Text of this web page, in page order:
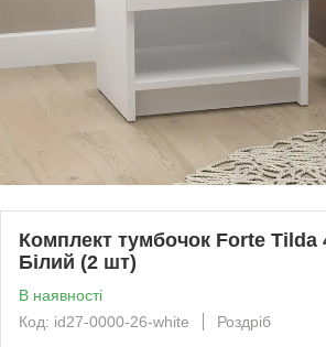
Комплект тумбочок Forte Tilda
Білий (2 шт)
В наявності
Код: id27-0000-26-white
Роздріб